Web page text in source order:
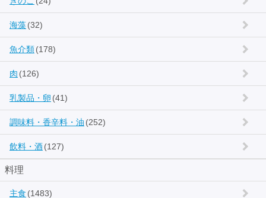
海藻(32)
魚介類(178)
肉 (126)
乳製品・卵 (41)
調味料・香辛料・油 (252)
飲料・酒(127)
料理
主食 (1483)